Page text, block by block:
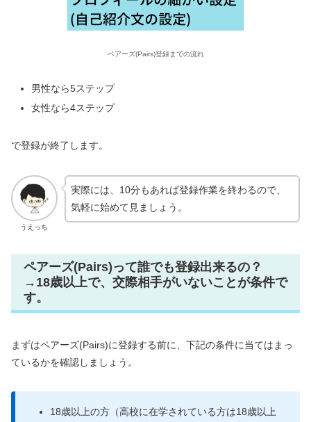
ペアーズ(Pairs)登録までの流れ
男性なら5ステップ
女性なら4ステップ
で登録が終了します。
うえっち
実際には、10分もあれば登録作業を終わるので、
気軽に始めて見ましょう。
ペアーズ(Pairs)って誰でも登録出来るの？
→18歳以上で、交際相手がいないことが条件で
す。
まずはペアーズ(Pairs)に登録する前に、下記の条件に当てはまっ
ているかを確認しましょう。
18歳以上の方（高校に在学されている方は18歳以上